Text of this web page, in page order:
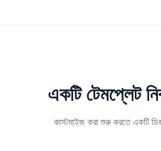
একটি টেমপ্লেট
কাস্টমাইজ করা শুরু করতে একটি